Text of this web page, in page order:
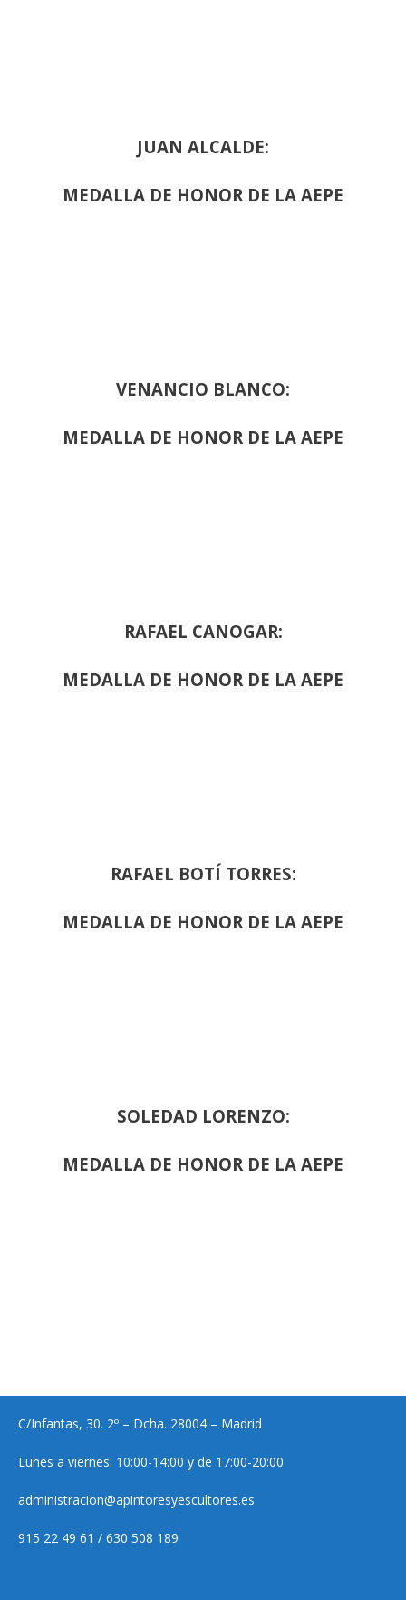
JUAN ALCALDE:
MEDALLA DE HONOR DE LA AEPE
VENANCIO BLANCO:
MEDALLA DE HONOR DE LA AEPE
RAFAEL CANOGAR:
MEDALLA DE HONOR DE LA AEPE
RAFAEL BOTÍ TORRES:
MEDALLA DE HONOR DE LA AEPE
SOLEDAD LORENZO:
MEDALLA DE HONOR DE LA AEPE
C/Infantas, 30. 2º – Dcha. 28004 – Madrid
Lunes a viernes: 10:00-14:00 y de 17:00-20:00
administracion@apintoresyescultores.es
915 22 49 61 / 630 508 189